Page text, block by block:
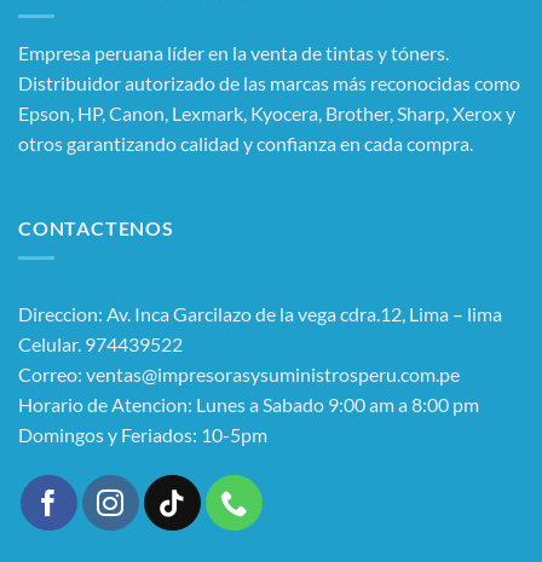
Empresa peruana líder en la venta de tintas y tóners.
Distribuidor autorizado de las marcas más reconocidas como
Epson, HP, Canon, Lexmark, Kyocera, Brother, Sharp, Xerox y
otros garantizando calidad y confianza en cada compra.
CONTACTENOS
Direccion: Av. Inca Garcilazo de la vega cdra.12, Lima – lima
Celular. 974439522
Correo: ventas@impresorasysuministrosperu.com.pe
Horario de Atencion: Lunes a Sabado 9:00 am a 8:00 pm
Domingos y Feriados: 10-5pm